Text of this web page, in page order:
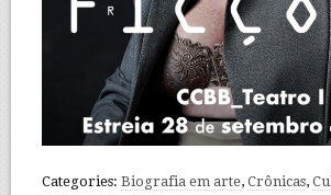
Categories: Biografia em arte, Crônicas,